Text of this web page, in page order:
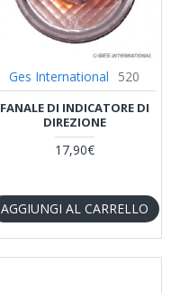
Ges International 520
FANALE DI INDICATORE DI
DIREZIONE
17,90€
AGGIUNGI AL CARRELLO